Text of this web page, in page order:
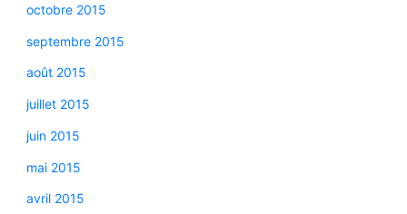
octobre 2015
septembre 2015
août 2015
juillet 2015
juin 2015
mai 2015
avril 2015